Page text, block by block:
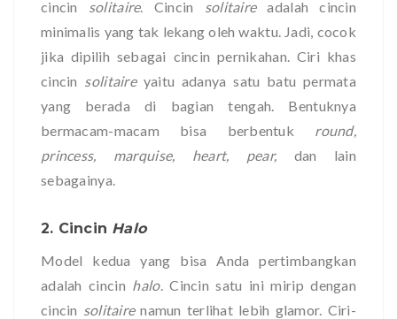
cincin solitaire. Cincin solitaireadalah cincin
minimalis yang tak lekang oleh waktu. Jadi, cocok
jika dipilih sebagai cincin pernikahan. Ciri khas
cincin solitaire yaitu adanya satu batu permata
yang berada di bagian tengah. Bentuknya
bermacam-macam bisa berbentuk round,
princess, marquise, heart, pear, dan lain
sebagainya.
2. Cincin Halo
Model kedua yang bisa Anda pertimbangkan
adalah cincin halo. Cincin satu ini mirip dengan
cincin solitairenamun terlihat lebih glamor. Ciri-